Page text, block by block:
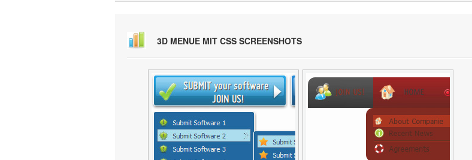
3D MENUE MIT CSS SCREENSHOTS